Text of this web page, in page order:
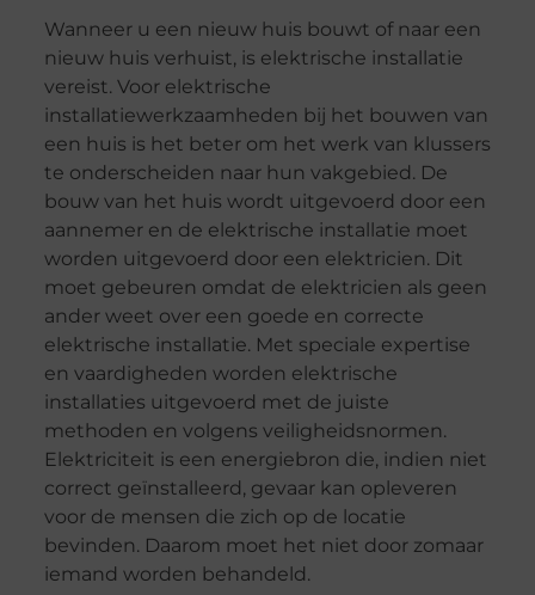
Wanneer u een nieuw huis bouwt of naar een
nieuw huis verhuist, is elektrische installatie
vereist. Voor elektrische
installatiewerkzaamheden bij het bouwen van
een huis is het beter om het werk van klussers
te onderscheiden naar hun vakgebied. De
bouw van het huis wordt uitgevoerd door een
aannemer en de elektrische installatie moet
worden uitgevoerd door een elektricien. Dit
moet gebeuren omdat de elektricien als geen
ander weet over een goede en correcte
elektrische installatie. Met speciale expertise
en vaardigheden worden elektrische
installaties uitgevoerd met de juiste
methoden en volgens veiligheidsnormen.
Elektriciteit is een energiebron die, indien niet
correct geïnstalleerd, gevaar kan opleveren
voor de mensen die zich op de locatie
bevinden. Daarom moet het niet door zomaar
iemand worden behandeld.